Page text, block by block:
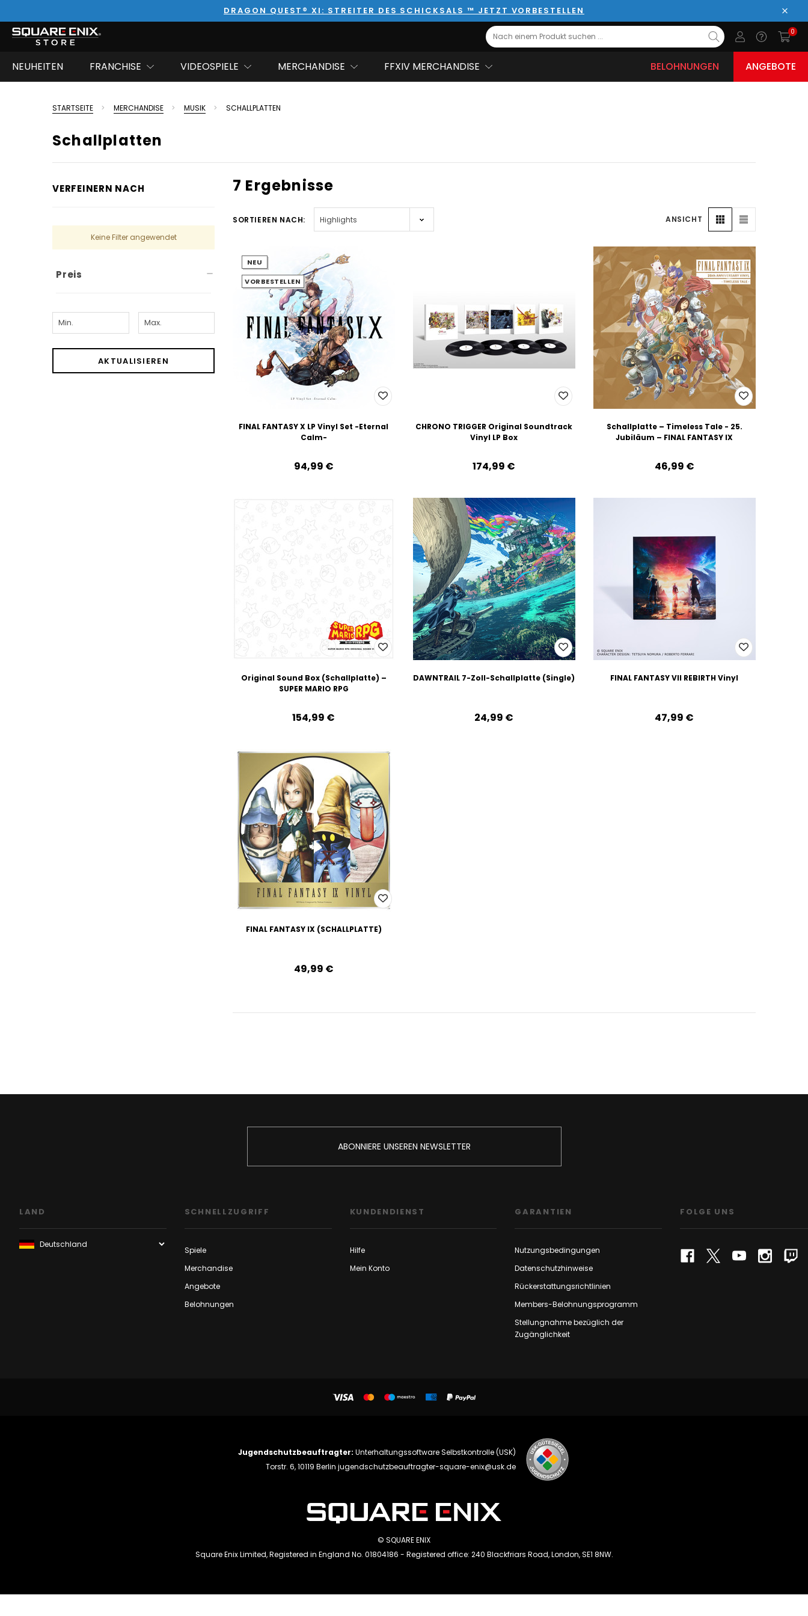
DRAGON QUEST® XI: STREITER DES SCHICKSALS ™ JETZT VORBESTELLEN
Search
0
NEUHEITEN FRANCHISE VIDEOSPIELE MERCHANDISE FFXIV MERCHANDISE BELOHNUNGEN ANGEBOTE
STARTSEITE MERCHANDISE MUSIK SCHALLPLATTEN
Schallplatten
VERFEINERN NACH
Keine Filter angewendet
Preis
AKTUALISIEREN
7 Ergebnisse
SORTIEREN NACH: ANSICHT
NEU
VORBESTELLEN
FINAL FANTASY X LP Vinyl Set -Eternal
Calm-
94,99‎ ‎€
CHRONO TRIGGER Original Soundtrack
Vinyl LP Box
174,99‎ ‎€
Schallplatte – Timeless Tale - 25.
Jubiläum – FINAL FANTASY IX
46,99‎ ‎€
Original Sound Box (Schallplatte) –
SUPER MARIO RPG
154,99‎ ‎€
DAWNTRAIL 7-Zoll-Schallplatte (Single)
24,99‎ ‎€
FINAL FANTASY VII REBIRTH Vinyl
47,99‎ ‎€
FINAL FANTASY IX (SCHALLPLATTE)
49,99‎ ‎€
ABONNIERE UNSEREN NEWSLETTER
LAND SCHNELLZUGRIFF
Spiele
Merchandise
Angebote
Belohnungen
KUNDENDIENST
Hilfe
Mein Konto
GARANTIEN
Nutzungsbedingungen
Datenschutzhinweise
Rückerstattungsrichtlinien
Members-Belohnungsprogramm
Stellungnahme bezüglich der
Zugänglichkeit
FOLGE UNS
Jugendschutzbeauftragter: Unterhaltungssoftware Selbstkontrolle (USK)
Torstr. 6, 10119 Berlin jugendschutzbeauftragter-square-enix@usk.de
© SQUARE ENIX
Square Enix Limited, Registered in England No. 01804186 - Registered office: 240 Blackfriars Road, London, SE1 8NW.